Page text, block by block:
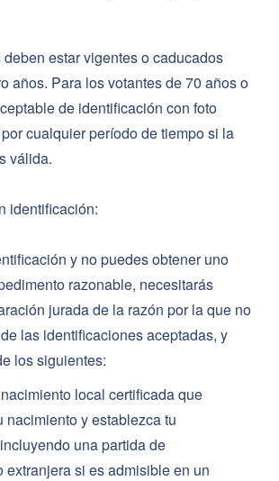
estar vigentes o caducados
años. Para los votantes de 70 años o
de identificación con foto
cualquier período de tiempo si la
válida.
identificación:
y no puedes obtener uno
razonable, necesitarás
jurada de la razón por la que no
las identificaciones aceptadas, y
los siguientes:
local certificada que
nacimiento y establezca tu
una partida de
extranjera si es admisible en un